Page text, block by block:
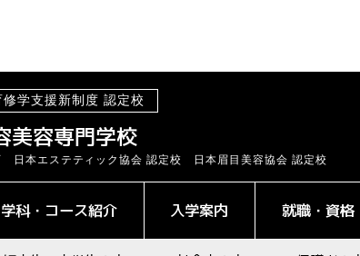
学支援新制度 認定校
美容専門学校
本エステティック協会 認定校 日本眉目美容協会 認定校
学科・コース紹介 入学案内 就職・資格